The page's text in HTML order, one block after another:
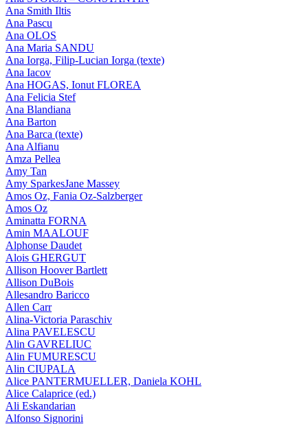
Ana Smith Iltis
Ana Pascu
Ana OLOS
Ana Maria SANDU
Ana Iorga, Filip-Lucian Iorga (texte)
Ana Iacov
Ana HOGAS, Ionut FLOREA
Ana Felicia Stef
Ana Blandiana
Ana Barton
Ana Barca (texte)
Ana Alfianu
Amza Pellea
Amy Tan
Amy SparkesJane Massey
Amos Oz, Fania Oz-Salzberger
Amos Oz
Aminatta FORNA
Amin MAALOUF
Alphonse Daudet
Alois GHERGUT
Allison Hoover Bartlett
Allison DuBois
Allesandro Baricco
Allen Carr
Alina-Victoria Paraschiv
Alina PAVELESCU
Alin GAVRELIUC
Alin FUMURESCU
Alin CIUPALA
Alice PANTERMUELLER, Daniela KOHL
Alice Calaprice (ed.)
Ali Eskandarian
Alfonso Signorini